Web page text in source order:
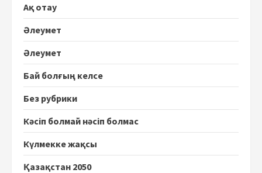
Ақ отау
Әлеумет
Әлеумет
Бай болғың келсе
Без рубрики
Кәсіп болмай нәсіп болмас
Күлмекке жақсы
Қазақстан 2050